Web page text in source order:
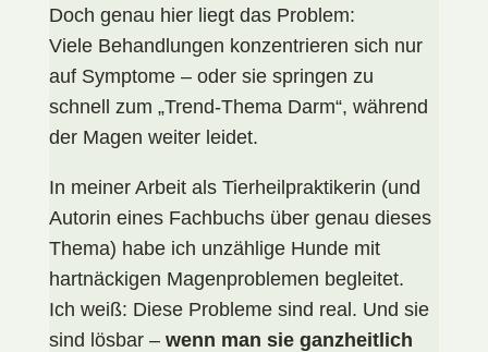
Doch genau hier liegt das Problem:
Viele Behandlungen konzentrieren sich nur
auf Symptome – oder sie springen zu
schnell zum „Trend-Thema Darm“, während
der Magen weiter leidet.
In meiner Arbeit als Tierheilpraktikerin (und
Autorin eines Fachbuchs über genau dieses
Thema) habe ich unzählige Hunde mit
hartnäckigen Magenproblemen begleitet.
Ich weiß: Diese Probleme sind real. Und sie
sind lösbar – wenn man sie ganzheitlich